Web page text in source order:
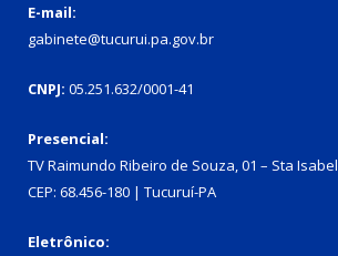
E-mail:
gabinete@tucurui.pa.gov.br
CNPJ: 05.251.632/0001-41
Presencial:
TV Raimundo Ribeiro de Souza, 01 – Sta Isabel
CEP: 68.456-180 | Tucuruí-PA
Eletrônico: